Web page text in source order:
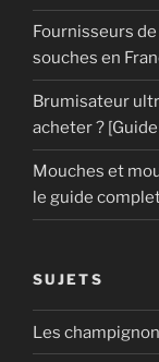
Fournisseurs
souches en
Brumisateur
acheter ?
Mouches et
le guide
SUJETS
Les